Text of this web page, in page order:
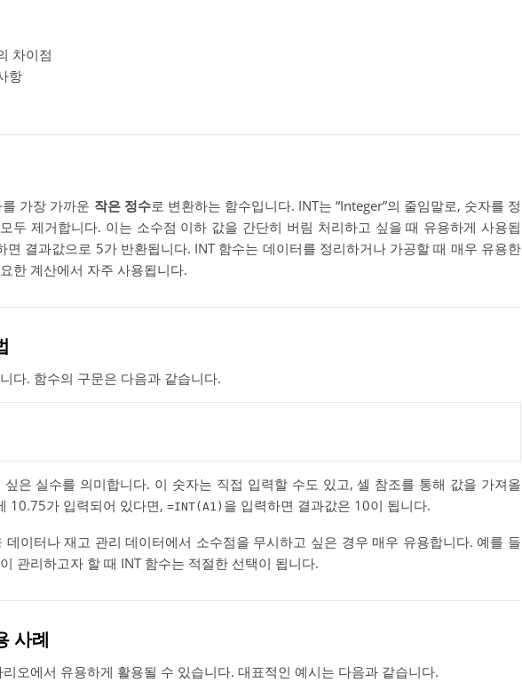
차이점
항
가장 가까운 작은 정수로 변환하는 함수입니다. INT는 “Integer”의 줄임말로, 숫자를 정
두 제거합니다. 이는 소수점 이하 값을 간단히 버림 처리하고 싶을 때 유용하게 사용됩
면 결과값으로 5가 반환됩니다. INT 함수는 데이터를 정리하거나 가공할 때 매우 유용한
한 계산에서 자주 사용됩니다.
다. 함수의 구문은 다음과 같습니다.
싶은 실수를 의미합니다. 이 숫자는 직접 입력할 수도 있고, 셀 참조를 통해 값을 가져올
10.75가 입력되어 있다면, =INT(A1) 을 입력하면 결과값은 10이 됩니다.
이터나 재고 관리 데이터에서 소수점을 무시하고 싶은 경우 매우 유용합니다. 예를 들
관리하고자 할 때 INT 함수는 적절한 선택이 됩니다.
사례
오에서 유용하게 활용될 수 있습니다. 대표적인 예시는 다음과 같습니다.